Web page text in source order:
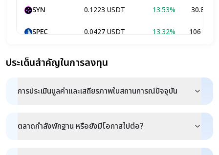
SYN 0.1223 USDT 13.53% 30.88M
SPEC 0.0427USDT 13.32% 106.21K
2.62M
11.83% 169.21M
57.32K
43.04M
ประเด็นสำคัญในการลงทุน
การประเมินมูลค่าและเสถียรภาพในสถานการณ์ปัจจุบัน
ตลาดกำลังพักฐาน หรือยังมีโอกาสไปต่อ?